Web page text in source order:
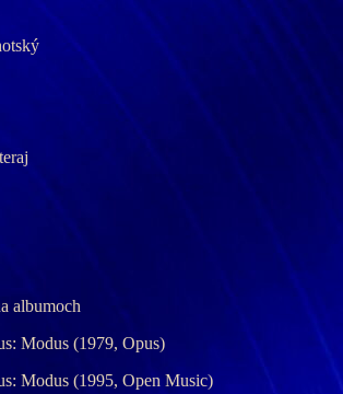
albumoch
Modus (1979, Opus)
Modus (1995, Open Music)